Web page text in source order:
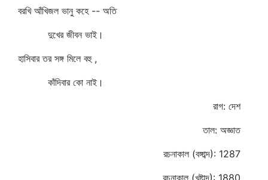
বরখি আঁখিজল ভানু কহে -- অতি
দুখের জীবন ভাই।
হাসিবার তর সঙ্গ মিলে বহু ,
কাঁদিবার কো নাই।
রাগ: দেশ
তাল: অজ্ঞাত
রচনাকাল (বঙ্গাব্দ): 1287
রচনাকাল (খৃষ্টাব্দ): 1880